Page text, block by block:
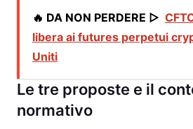
🔥 DA NON PERDERE ▷
libera ai futures perpetui
Uniti
Le tre proposte e il
normativo